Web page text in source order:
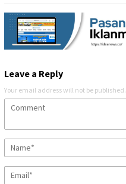
Leave a Reply
Your email address will not be published.